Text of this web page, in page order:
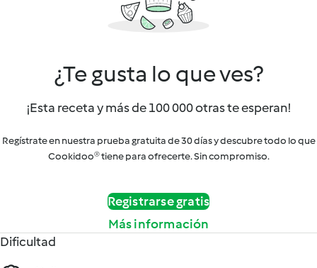
¿Te gusta lo que ves?
¡Esta receta y más de 100 000 otras te esperan!
Regístrate en nuestra prueba gratuita de 30 días y descubre todo lo que
Cookidoo® tiene para ofrecerte. Sin compromiso.
Registrarse gratis
Más información
Dificultad